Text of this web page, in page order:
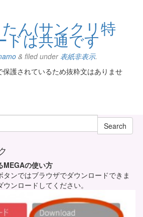
ん(サンクリ特
ドは共通です
& filed under 表紙非表示.
護されているため抜粋文はありませ
Search
MEGAの使い方
ンではブラウザでダウンロードできま
ンロードしてください。